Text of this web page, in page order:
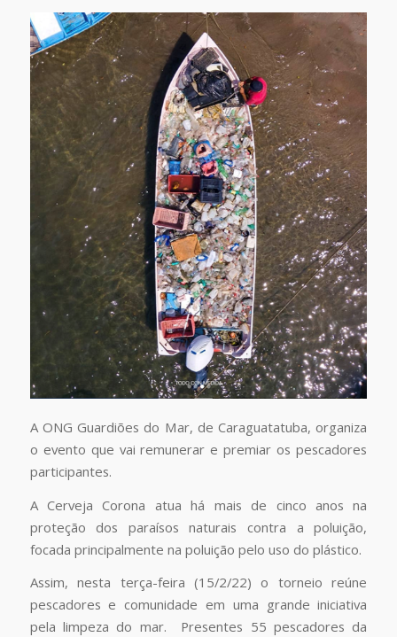
A ONG Guardiões do Mar, de Caraguatatuba, organiza
o evento que vai remunerar e premiar os pescadores
participantes.
A Cerveja Corona atua há mais de cinco anos na
proteção dos paraísos naturais contra a poluição,
focada principalmente na poluição pelo uso do plástico.
Assim, nesta terça-feira (15/2/22) o torneio reúne
pescadores e comunidade em uma grande iniciativa
pela limpeza do mar. Presentes 55 pescadores da